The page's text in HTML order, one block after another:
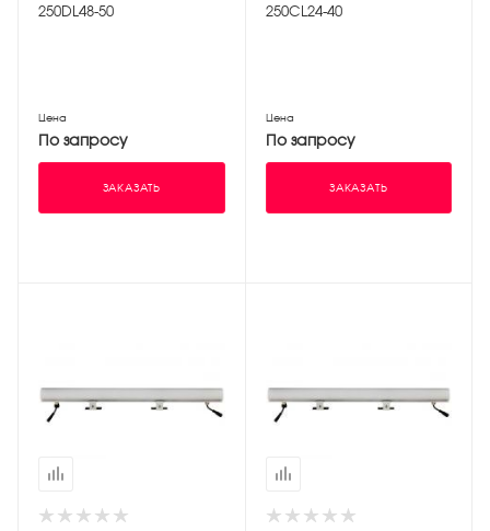
250DL48-50
Цена
По запросу
ЗАКАЗАТЬ
250CL24-40
Цена
По запросу
ЗАКАЗАТЬ